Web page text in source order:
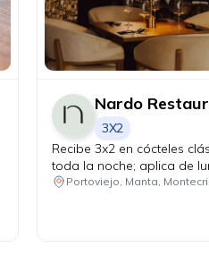
Nardo
3X2
Recibe 3x2 en cócteles
toda la noche; aplica de
miércoles.